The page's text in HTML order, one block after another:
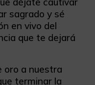
sagrado y sé
en vivo del
que te dejará
oro a nuestra
terminar la